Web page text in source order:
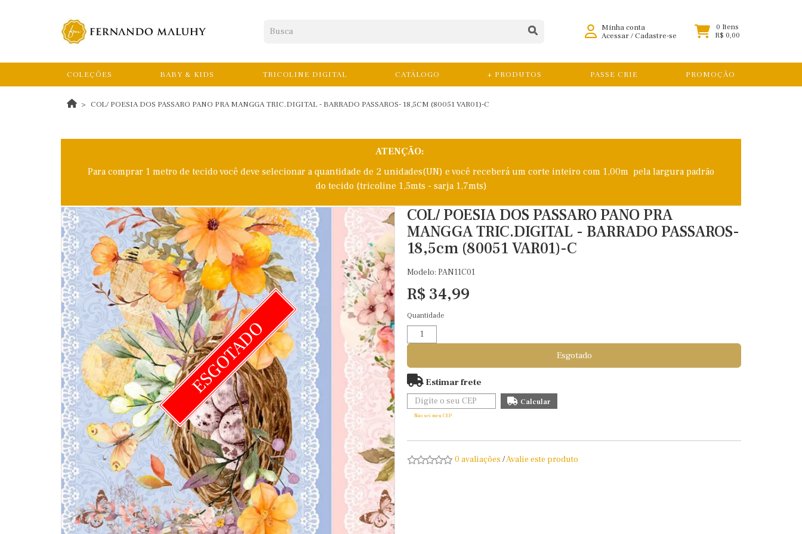
Minha conta
Acessar/Cadastre-se
0 Itens
R$ 0,00
COLEÇÕES BABY & KIDS TRICOLINE DIGITAL CATÁLOGO + PRODUTOS PASSE CRIE PROMOÇÃO
COL/ POESIA DOS PASSARO PANO PRA MANGGA TRIC.DIGITAL - BARRADO PASSAROS- 18,5CM (80051 VAR01)-C
ATENÇÃO:
Para comprar 1 metro de tecido você deve selecionar a quantidade de 2 unidades(UN) e você receberá um corte inteiro com 1,00m pela largura padrão
do tecido (tricoline 1,5mts - sarja 1,7mts)
ESGOTADO
COL/ POESIA DOS PASSARO PANO PRA
MANGGA TRIC.DIGITAL - BARRADO PASSAROS-
18,5cm (80051 VAR01)-C
Modelo: PAN11C01
R$ 34,99
Quantidade
Esgotado
Estimar frete
Não sei meu CEP
0 avaliações /Avalie este produto